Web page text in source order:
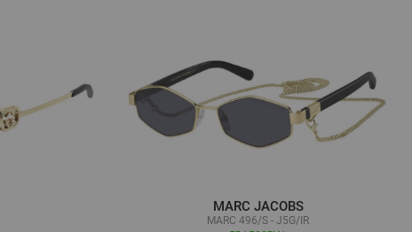
MARC JACOBS
MARC 496/S - J5G/IR